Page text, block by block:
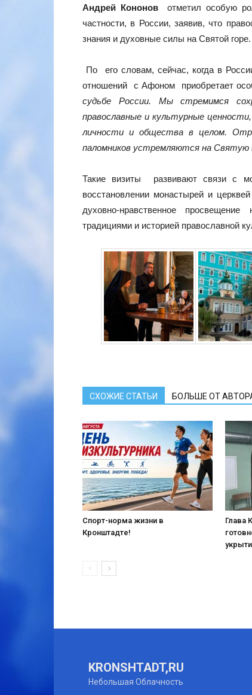
Андрей Кононовотметил особую
частности, в России, заявив, что
знания и духовные силы на Святой горе.
По его словам, сейчас, когда в
отношений с Афоном приобретает
судьбе России. Мы стремимся
православные и культурные
личности и общества в целом.
паломников устремляются на Святую
Такие визиты развивают связи с
восстановлении монастырей и
духовно-нравственное
традициями и историей православной
СХОЖИЕ СТАТЬИ БОЛЬШЕ ОТ
Спорт-норма жизни в
Кронштадте!
Глава
KRONSHTADT,RU
Небольшая Облачность